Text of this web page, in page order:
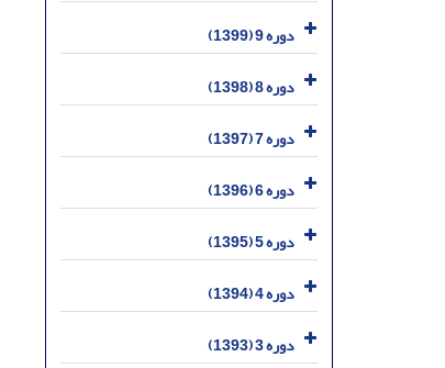
دوره 9 (1399)
دوره 8 (1398)
دوره 7 (1397)
دوره 6 (1396)
دوره 5 (1395)
دوره 4 (1394)
دوره 3 (1393)